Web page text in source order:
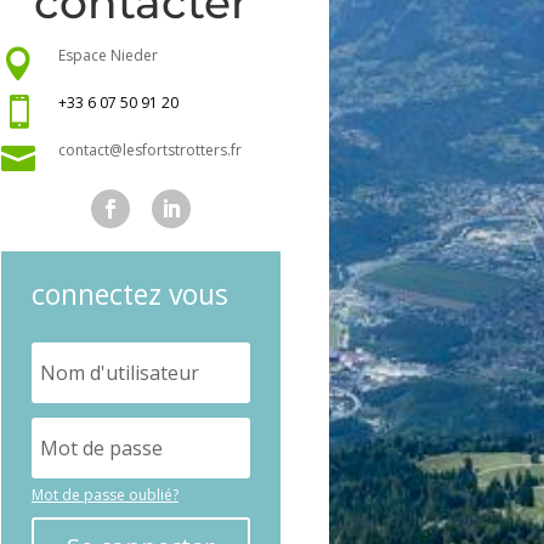
 Espace Nieder
 +33 6 07 50 91 20
 contact@lesfortstrotters.fr
connectez vous
Mot de passe oublié?